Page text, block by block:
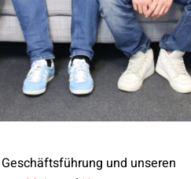
und unseren